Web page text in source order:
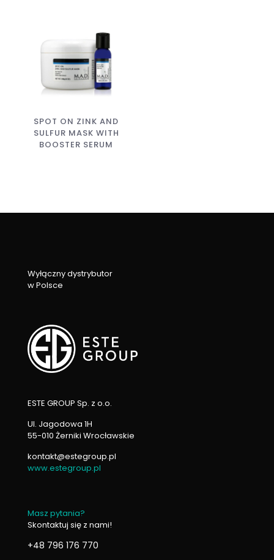
SPOT ON ZINK AND
SULFUR MASK WITH
BOOSTER SERUM
Wyłączny dystrybutor
w Polsce
ESTE GROUP Sp. z o.o.
Ul. Jagodowa 1H
55-010 Żerniki Wrocławskie
kontakt@estegroup.pl
www.estegroup.pl
Masz pytania?
Skontaktuj się z nami!
+48 796 176 770